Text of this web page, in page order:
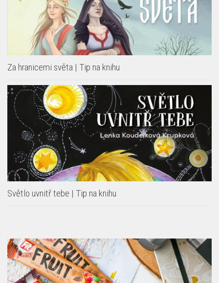
Za hranicemi světa | Tip na knihu
Světlo uvnitř tebe | Tip na knihu